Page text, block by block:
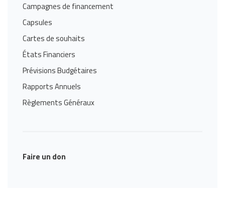
Campagnes de financement
Capsules
Cartes de souhaits
États Financiers
Prévisions Budgétaires
Rapports Annuels
Règlements Généraux
Faire un don